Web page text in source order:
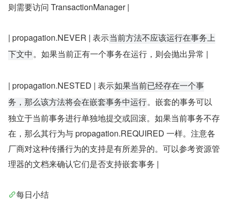
则需要访问 TransactionManager |
| propagation.NEVER | 表示当前方法不应该运行在事务上
下文中 。如果当前正有一个事务在运行，则会抛出异常 |
| propagation.NESTED | 表示如果当前已经存在一个事
务，那么该方法将会在嵌套事务中运行。嵌套的事务可以
独立于当前事务进行单独地提交或回滚。如果当前事务不存
在，那么其行为与 propagation.REQUIRED 一样。注意各
厂商对这种传播行为的支持是有所差异的。可以参考资源管
理器的文档来确认它们是否支持嵌套事务 |
每日小结